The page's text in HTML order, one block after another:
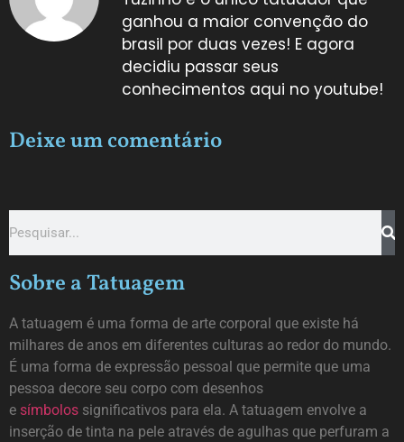
ganhou a maior convenção do
brasil por duas vezes! E agora
decidiu passar seus
conhecimentos aqui no youtube!
Deixe um comentário
Sobre a Tatuagem
A tatuagem é uma forma de arte corporal que existe há
milhares de anos em diferentes culturas ao redor do mundo.
É uma forma de expressão pessoal que permite que uma
pessoa decore seu corpo com desenhos
e símbolos significativos para ela. A tatuagem envolve a
inserção de tinta na pele através de agulhas que perfuram a